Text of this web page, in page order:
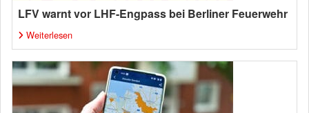
LFV warnt vor LHF-Engpass bei Berliner Feuerwehr
Weiterlesen